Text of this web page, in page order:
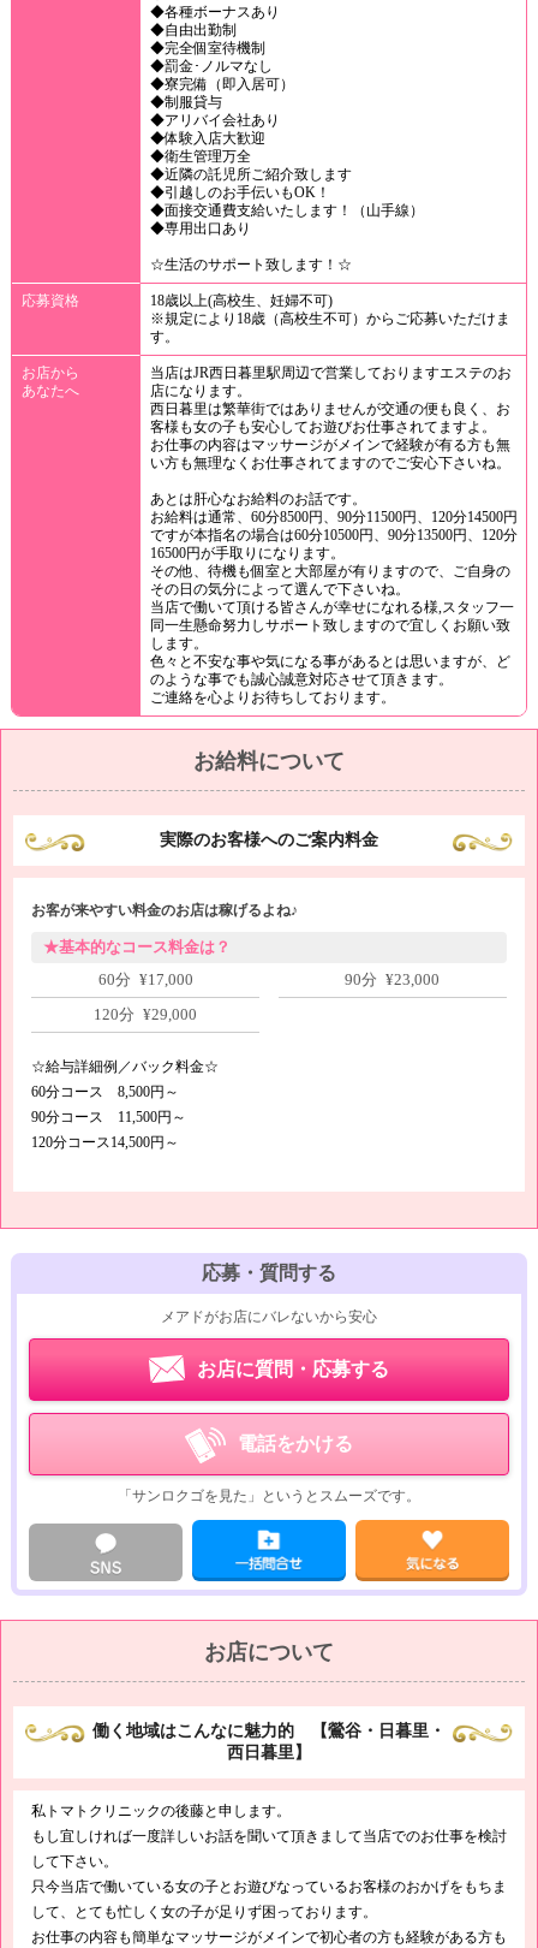
◆各種ボーナスあり
◆自由出勤制
◆完全個室待機制
◆罰金･ノルマなし
◆寮完備（即入居可）
◆制服貸与
◆アリバイ会社あり
◆体験入店大歓迎
◆衛生管理万全
◆近隣の託児所ご紹介致します
◆引越しのお手伝いもOK！
◆面接交通費支給いたします！（山手線）
◆専用出口あり
☆生活のサポート致します！☆
応募資格
18歳以上(高校生、妊婦不可)
※規定により18歳（高校生不可）からご応募いただけま
す。
お店から
あなたへ
当店はJR西日暮里駅周辺で営業しておりますエステのお
店になります。
西日暮里は繁華街ではありませんが交通の便も良く、お
客様も女の子も安心してお遊びお仕事されてますよ。
お仕事の内容はマッサージがメインで経験が有る方も無
い方も無理なくお仕事されてますのでご安心下さいね。
あとは肝心なお給料のお話です。
お給料は通常、60分8500円、90分11500円、120分14500円
ですが本指名の場合は60分10500円、90分13500円、120分
16500円が手取りになります。
その他、待機も個室と大部屋が有りますので、ご自身の
その日の気分によって選んで下さいね。
当店で働いて頂ける皆さんが幸せになれる様,スタッフ一
同一生懸命努力しサポート致しますので宜しくお願い致
します。
色々と不安な事や気になる事があるとは思いますが、ど
のような事でも誠心誠意対応させて頂きます。
ご連絡を心よりお待ちしております。
お給料について
実際のお客様へのご案内料金
お客が来やすい料金のお店は稼げるよね♪
★基本的なコース料金は？
60分 ¥17,000
90分 ¥23,000
120分 ¥29,000
☆給与詳細例／バック料金☆
60分コース 8,500円～
90分コース 11,500円～
120分コース14,500円～
応募・質問する
メアドがお店にバレないから安心
お店に質問・応募する
電話をかける
「サンロクゴを見た」というとスムーズです。
お店について
働く地域はこんなに魅力的 【鶯谷・日暮里・
西日暮里】
私トマトクリニックの後藤と申します。
もし宜しければ一度詳しいお話を聞いて頂きまして当店でのお仕事を検討
して下さい。
只今当店で働いている女の子とお遊びなっているお客様のおかげをもちま
して、とても忙しく女の子が足りず困っております。
お仕事の内容も簡単なマッサージがメインで初心者の方も経験がある方も